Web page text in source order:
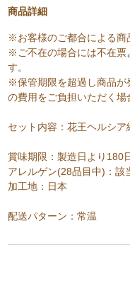
商品詳細
※お客様のご都合による商
※ご不在の場合には不在票
す。
※保管期限を超過し商品が
の費用をご負担いただく場
セット内容：花王ヘルシ
賞味期限：製造日より180
アレルゲン(28品目中)：該
加工地：日本
配送パターン：常温